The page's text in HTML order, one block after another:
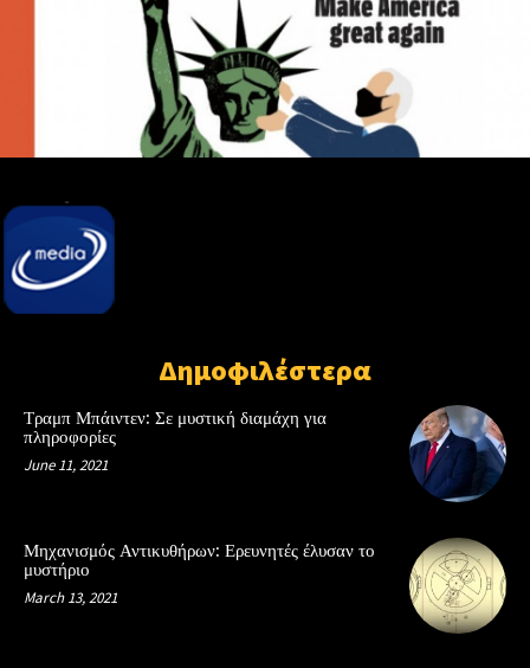
Δημοφιλέστερα
Τραμπ Μπάιντεν: Σε μυστική διαμάχη για
πληροφορίες
June 11, 2021
Μηχανισμός Αντικυθήρων: Ερευνητές έλυσαν το
μυστήριο
March 13, 2021